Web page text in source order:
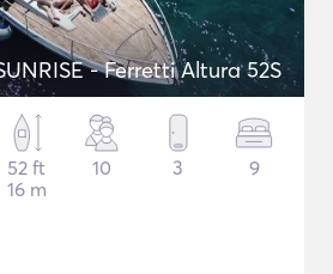
- Ferretti Altura 52S
52 ft
16 m
10 3 9